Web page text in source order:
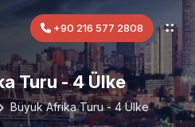
+90 216 577 2808
Turu - 4 Ülke
Büyük Afrika Turu - 4 Ülke